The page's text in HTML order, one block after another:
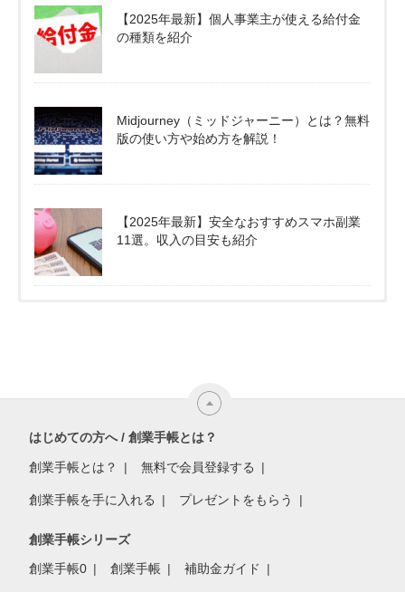
【2025年最新】個人事業主が使える給付金
の種類を紹介
Midjourney（ミッドジャーニー）とは？無料
版の使い方や始め方を解説！
【2025年最新】安全なおすすめスマホ副業
11選。収入の目安も紹介
はじめての方へ / 創業手帳とは？
創業手帳とは？ 無料で会員登録する
創業手帳を手に入れる プレゼントをもらう
創業手帳シリーズ
創業手帳0 創業手帳 補助金ガイド